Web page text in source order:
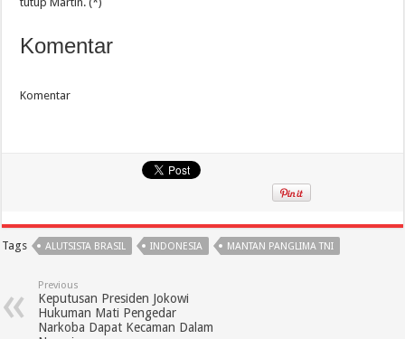
Komentar
Komentar
Tags ALUTSISTA BRASIL INDONESIA MANTAN PANGLIMA TNI
Previous
Keputusan Presiden Jokowi
Hukuman Mati Pengedar
Narkoba Dapat Kecaman Dalam